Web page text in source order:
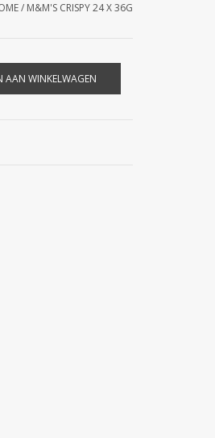
/ M&M'S CRISPY 24 X 36G
AAN WINKELWAGEN